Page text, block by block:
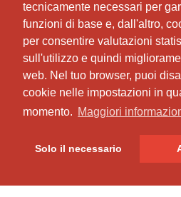
tecnicamente necessari per
funzioni di base e, dall'altro,
per consentire valutazioni
sull'utilizzo e quindi
web. Nel tuo browser, puoi
cookie nelle impostazioni in
momento. Maggiori
Solo il necessario
tecnicamente necessari per
funzioni di base e, dall'altro,
per consentire valutazioni
sull'utilizzo e quindi
web. Nel tuo browser, puoi
cookie nelle impostazioni in
momento. Maggiori
Solo il necessario
CALENDARIO LIVE
ORARIO
ABBONAMENTI & PREZZI
CHI
IL NOSTRO TEAM
© SportsNow® 2026. Il software